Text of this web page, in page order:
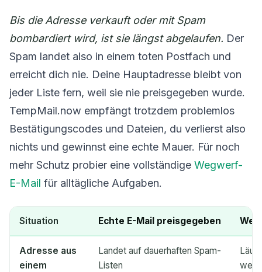
Bis die Adresse verkauft oder mit Spam
bombardiert wird, ist sie längst abgelaufen. Der
Spam landet also in einem toten Postfach und
erreicht dich nie. Deine Hauptadresse bleibt von
jeder Liste fern, weil sie nie preisgegeben wurde.
TempMail.now empfängt trotzdem problemlos
Bestätigungscodes und Dateien, du verlierst also
nichts und gewinnst eine echte Mauer. Für noch
mehr Schutz probier eine vollständige Wegwerf-
E-Mail für alltägliche Aufgaben.
Situation Echte E-Mail preisgegeben
Adresse aus
einem
Landet auf dauerhaften Spam-
Listen